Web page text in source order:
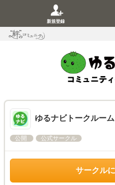
新規登録
ゆるナビトークルーム
公開 公式サークル
サークル